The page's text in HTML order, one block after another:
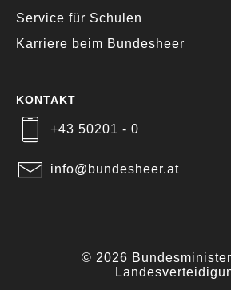
Service für Schulen
Karriere beim Bundesheer
KONTAKT
+43 50201 - 0
info@bundesheer.at
© 2026